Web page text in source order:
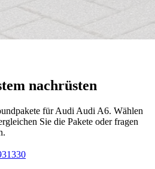
nachrüsten
für Audi Audi A6. Wählen
Sie die Pakete oder fragen